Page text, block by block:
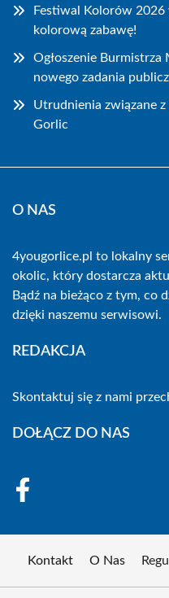
Festiwal Kolorów
kolorową zabawę!
Ogłoszenie
nowego zadania
Utrudnienia związane
Gorlic
O NAS
4yougorlice.pl to lokalny
okolic, który dostarcza
Bądź na bieżąco z tym, co
dzięki naszemu serwisowi.
REDAKCJA
Skontaktuj się z nami
DOŁĄCZ DO NAS
Kontakt O Nas